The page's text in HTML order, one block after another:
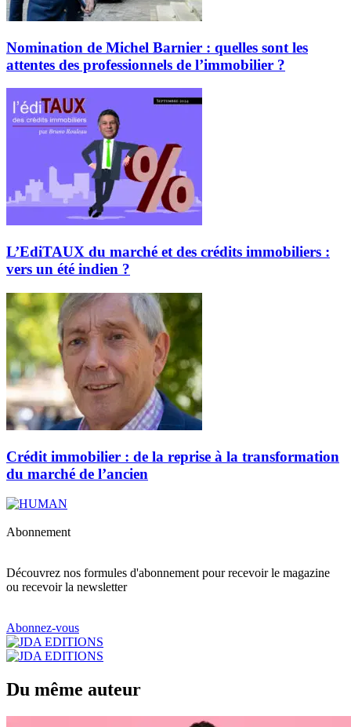
Nomination de Michel Barnier : quelles sont les
attentes des professionnels de l’immobilier ?
L’EdiTAUX du marché et des crédits immobiliers :
vers un été indien ?
Crédit immobilier : de la reprise à la transformation
du marché de l’ancien
Abonnement
Découvrez nos formules d'abonnement pour recevoir le magazine
ou recevoir la newsletter
Abonnez-vous
Du même auteur